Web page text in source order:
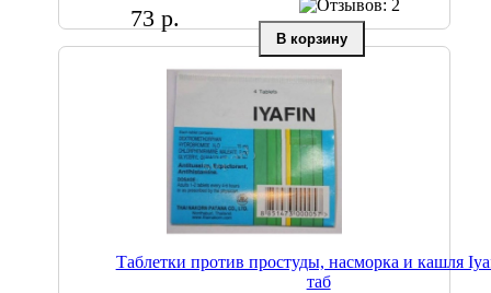
73 р.
Таблетки против простуды, насморка и кашля
таб